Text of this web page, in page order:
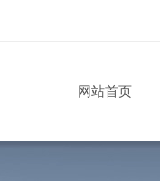
网站首页